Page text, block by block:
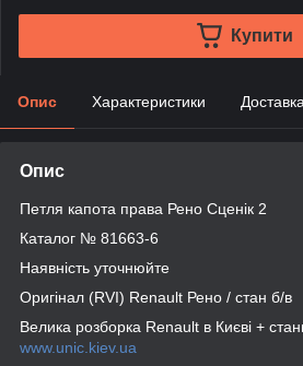
Купити
Опис Характеристики Доставка
Опис
Петля капота права Рено Сценік 2
Каталог № 81663-6
Наявність уточнюйте
Оригінал (RVI) Renault Рено / стан б/в
Велика розборка Renault в Києві +
www.unic.kiev.ua